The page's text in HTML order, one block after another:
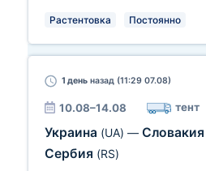
Растентовка Постоянно
1 день назад (11:29 07.08)
10.08–14.08 тент
Украина (UA) — Словакия
Сербия (RS)